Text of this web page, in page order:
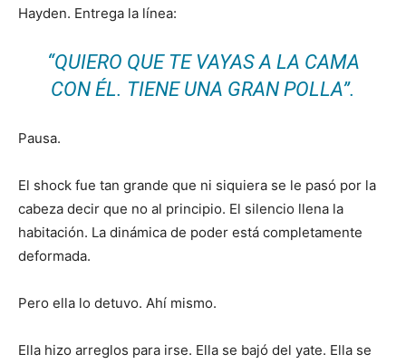
Hayden. Entrega la línea:
“QUIERO QUE TE VAYAS A LA CAMA
CON ÉL. TIENE UNA GRAN POLLA”.
Pausa.
El shock fue tan grande que ni siquiera se le pasó por la
cabeza decir que no al principio. El silencio llena la
habitación. La dinámica de poder está completamente
deformada.
Pero ella lo detuvo. Ahí mismo.
Ella hizo arreglos para irse. Ella se bajó del yate. Ella se